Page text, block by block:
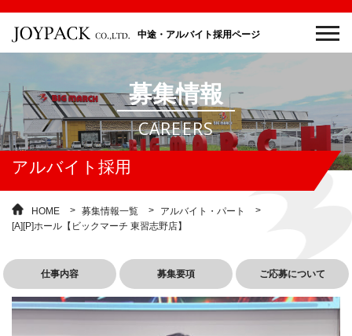
中途・アルバイト採用ページ
募集情報
CAREERS
アルバイト採用
HOME 募集情報一覧
アルバイト・パート
[A][P]ホール【ビックマーチ 東習志野店】
仕事内容 募集要項 ご応募について